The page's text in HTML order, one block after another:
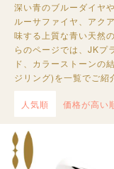
深い青のブルーダイヤ
ルーサファイヤ、アク
味する上質な青い天然
らのページでは、JKプ
ド、カラーストーンの
ジリング)を一覧でご紹
人気順 価格が高い